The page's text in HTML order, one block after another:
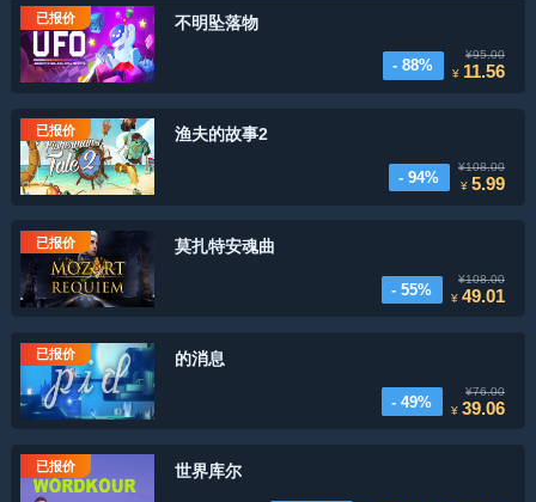
已报价 不明坠落物
- 88%
¥95.00
¥ 11.56
已报价 渔夫的故事2
- 94%
¥108.00
¥5.99
已报价 莫扎特安魂曲
- 55%
¥108.00
¥49.01
已报价 的消息
- 49%
¥76.00
¥39.06
已报价 世界库尔